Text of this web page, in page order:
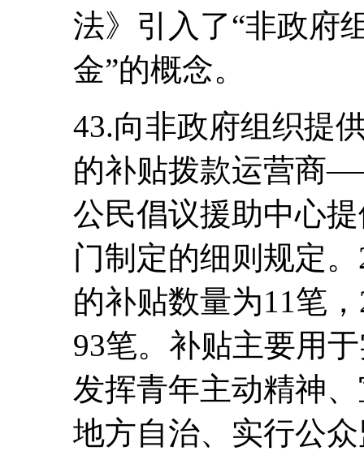
法》引入了“非政府
金”的概念。
43.向非政府组织提
的补贴拨款运营商
公民倡议援助中心
门制定的细则规定
的补贴数量为11笔
93笔。补贴主要用
发挥青年主动精神
地方自治、实行公